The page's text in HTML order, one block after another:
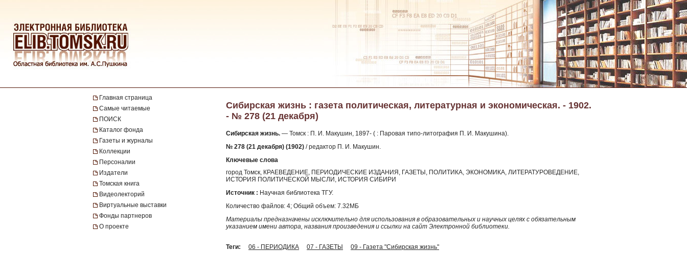
Главная страница
Самые читаемые
ПОИСК
Каталог фонда
Газеты и журналы
Коллекции
Персоналии
Издатели
Томская книга
Видеолекторий
Виртуальные выставки
Фонды партнеров
О проекте
Сибирская жизнь : газета политическая, литературная и экономическая. - 1902.
- № 278 (21 декабря)
Сибирская жизнь. — Томск : П. И. Макушин, 1897- ( : Паровая типо-литография П. И. Макушина).
№ 278 (21 декабря) (1902) / редактор П. И. Макушин.
Ключевые слова
город Томск, КРАЕВЕДЕНИЕ, ПЕРИОДИЧЕСКИЕ ИЗДАНИЯ, ГАЗЕТЫ, ПОЛИТИКА, ЭКОНОМИКА, ЛИТЕРАТУРОВЕДЕНИЕ,
ИСТОРИЯ ПОЛИТИЧЕСКОЙ МЫСЛИ, ИСТОРИЯ СИБИРИ
Источник : Научная библиотека ТГУ.
Количество файлов: 4; Общий объем: 7.32МБ
Материалы предназначены исключительно для использования в образовательных и научных целях с обязательным
указанием имени автора, названия произведения и ссылки на сайт Электронной библиотеки.
Теги: 06 - ПЕРИОДИКА 07 - ГАЗЕТЫ 09 - Газета "Сибирская жизнь"